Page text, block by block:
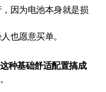
因为电池本身就是损
也愿意买单。
种基础舒适配置搞成